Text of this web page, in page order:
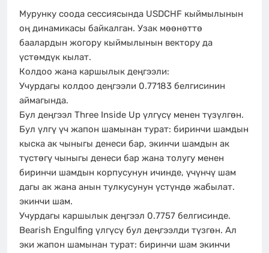
Мурунку соода сессиясында USDCHF кыймылынын
оң динамикасы байкалган. Узак мөөнөттө
баалардын жогору кыймылынын вектору да
үстөмдүк кылат.
Колдоо жана каршылык деңгээли:
Учурдагы колдоо деңгээли 0.77183 белгисинин
аймагында.
Бул деңгээл Three Inside Up үлгүсү менен түзүлгөн.
Бул үлгү үч жапон шамынан турат: биринчи шамдын
кыска ак чыныгы денеси бар, экинчи шамдын ак
түстөгү чыныгы денеси бар жана толугу менен
биринчи шамдын корпусунун ичинде, үчүнчү шам
дагы ак жана анын тулкусунун үстүндө жабылат.
экинчи шам.
Учурдагы каршылык деңгээл 0.7757 белгисинде.
Bearish Engulfing үлгүсү бул деңгээлди түзгөн. Ал
эки жапон шамынан турат: биринчи шам экинчи